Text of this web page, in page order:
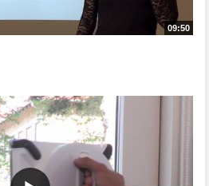
09:50